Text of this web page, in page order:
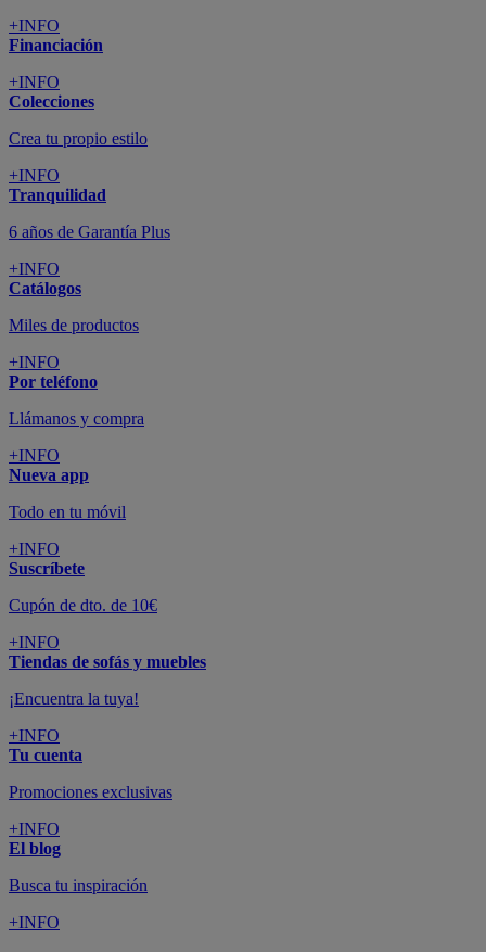
+INFO
Financiación
+INFO
Colecciones
Crea tu propio estilo
+INFO
Tranquilidad
6 años de Garantía Plus
+INFO
Catálogos
Miles de productos
+INFO
Por teléfono
Llámanos y compra
+INFO
Nueva app
Todo en tu móvil
+INFO
Suscríbete
Cupón de dto. de 10€
+INFO
Tiendas de sofás y muebles
¡Encuentra la tuya!
+INFO
Tu cuenta
Promociones exclusivas
+INFO
El blog
Busca tu inspiración
+INFO